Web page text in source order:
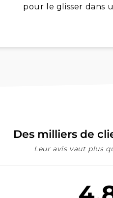
pour le glisser dans
Des milliers de
Leur avis vaut plus